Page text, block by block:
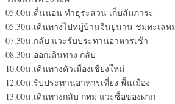
05.00น.ตื่นนอน ทำธุระส่วน เก็บสัมภาระ
05.30น.เดินทางไปหมู่บ้านจีนยูนาน ชมทะเลห
07.30น.กลับ แวะรับประทานอาหารเช้า
08.30น.ออกเดินทาง กลับ
10.00น.เดินทางตัวเมืองเชียงใหม่
12.00น.รับประทานอาหารเที่ยง พื้นเมือง
13.00น.เดินทางกลับ กทม แวะซื้อของฝาก